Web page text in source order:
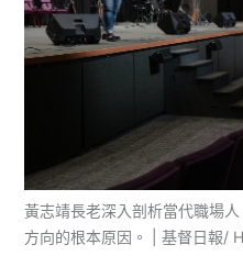
黃志靖長老深入剖析當代職場
方向的根本原因。 | 基督日報/